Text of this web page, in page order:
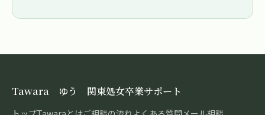
Tawara ゆう 関東処女卒業サポート